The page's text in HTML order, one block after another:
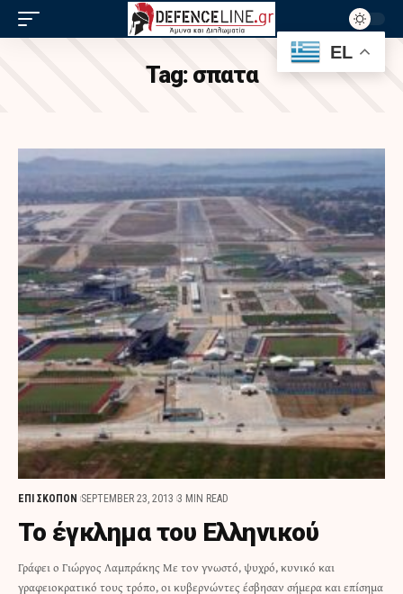
Tag: σπατα
ΕΠΙ ΣΚΟΠΟΝ SEPTEMBER 23, 2013 3 MIN READ
Το έγκλημα του Ελληνικού
Γράφει ο Γιώργος Λαμπράκης Με τον γνωστό, ψυχρό, κυνικό και
γραφειοκρατικό τους τρόπο, οι κυβερνώντες έσβησαν σήμερα και επίσημα
EL